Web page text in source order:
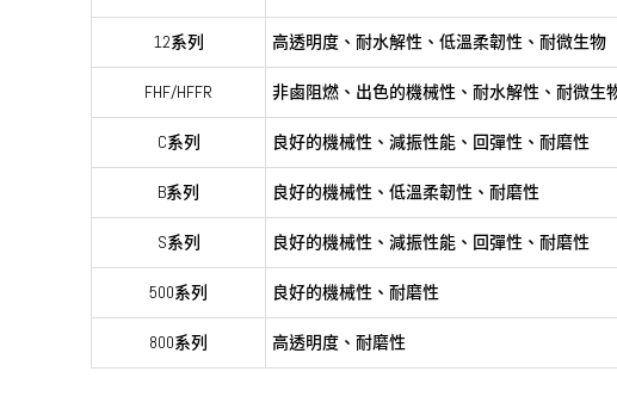
12系列 高透明度、耐水解性、低溫柔韌性、耐微生物
FHF/HFFR 非鹵阻燃、出色的機械性、耐水解性、耐微生
C系列 良好的機械性、減振性能、回彈性、耐磨性
B系列 良好的機械性、低溫柔韌性、耐磨性
S系列 良好的機械性、減振性能、回彈性、耐磨性
500系列 良好的機械性、耐磨性
800系列 高透明度、耐磨性